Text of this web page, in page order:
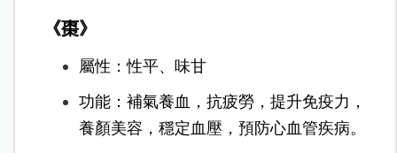
《棗》
屬性：性平、味甘
功能：補氣養血，抗疲勞，提升免疫力，
養顏美容，穩定血壓，預防心血管疾病。